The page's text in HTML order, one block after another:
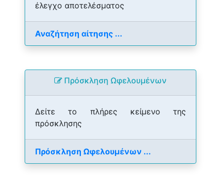
έλεγχο αποτελέσματος
Αναζήτηση αίτησης ...
Πρόσκληση Ωφελουμένων
Δείτε το πλήρες κείμενο της
πρόσκλησης
Πρόσκληση Ωφελουμένων ...